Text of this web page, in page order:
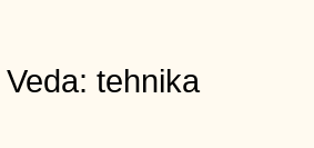
Veda: tehnika